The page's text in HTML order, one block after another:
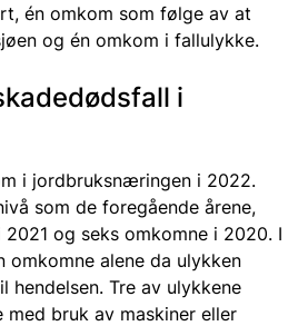
én omkom som følge av at
og én omkom i fallulykke.
i
i jordbruksnæringen i 2022.
som de foregående årene,
og seks omkomne i 2020. I
omkomne alene da ulykken
hendelsen. Tre av ulykkene
med bruk av maskiner eller